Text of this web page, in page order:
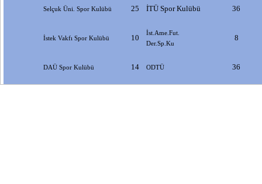
Selçuk Üni. Spor Kulübü 25 İTÜ Spor Kulübü 36
İstek Vakfı Spor Kulübü 10
İst.Ame.Fut.
Der.Sp.Ku
8
DAÜ Spor Kulübü 14 ODTÜ 36